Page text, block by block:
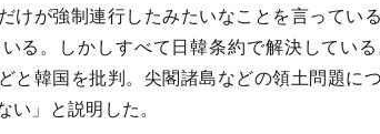
けが強制連行したみたいなことを言ってい
る。しかしすべて日韓条約で解決してい
と韓国を批判。尖閣諸島などの領土問題に
」と説明した。